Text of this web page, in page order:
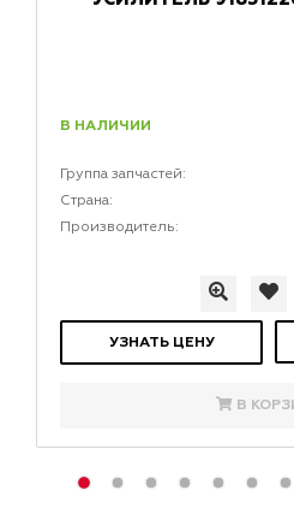
В НАЛИЧИИ
Группа запчастей:
Страна:
Производитель:
УЗНАТЬ ЦЕНУ
В